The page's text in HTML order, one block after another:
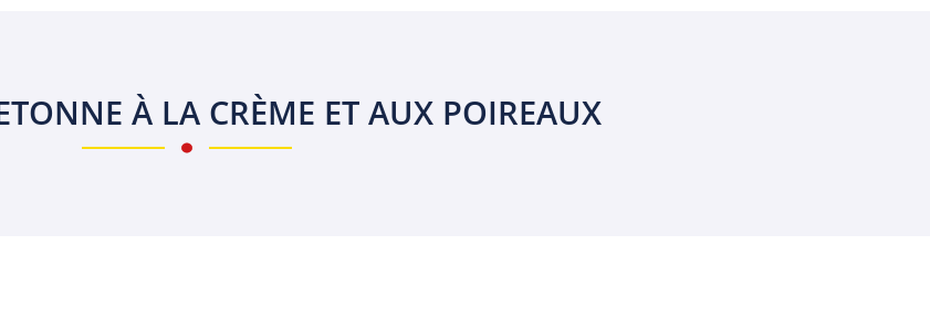
À LA CRÈME ET AUX POIREAUX